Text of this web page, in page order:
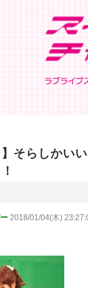
】そらしかい
2018/01/04(木)